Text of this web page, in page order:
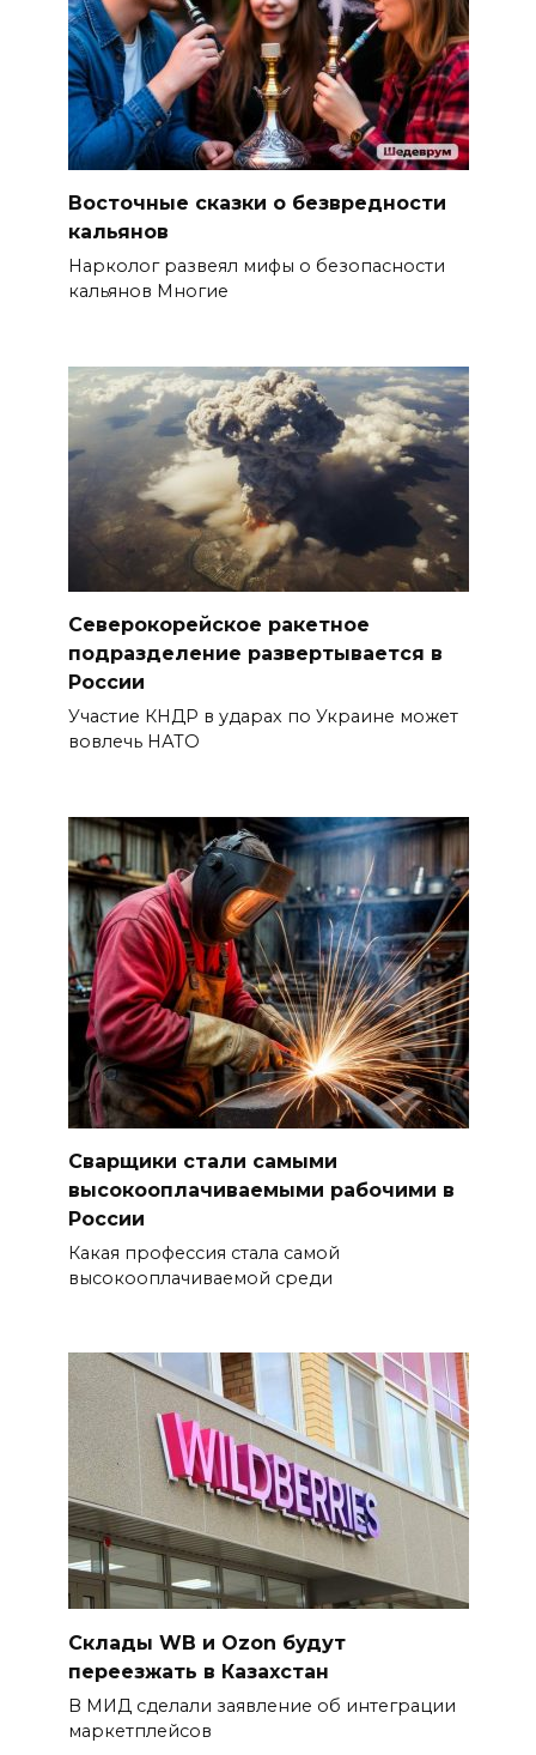
Восточные сказки о безвредности
кальянов
Нарколог развеял мифы о безопасности
кальянов Многие
Северокорейское ракетное
подразделение развертывается в
России
Участие КНДР в ударах по Украине может
вовлечь НАТО
Сварщики стали самыми
высокооплачиваемыми рабочими в
России
Какая профессия стала самой
высокооплачиваемой среди
Склады WB и Ozon будут
переезжать в Казахстан
В МИД сделали заявление об интеграции
маркетплейсов